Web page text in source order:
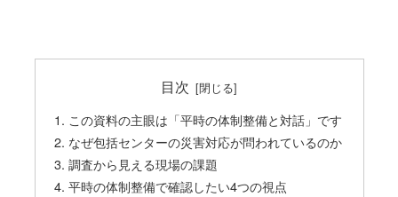
目次
この資料の主眼は「平時の体制整備と対話」です
なぜ包括センターの災害対応が問われているのか
調査から見える現場の課題
平時の体制整備で確認したい4つの視点